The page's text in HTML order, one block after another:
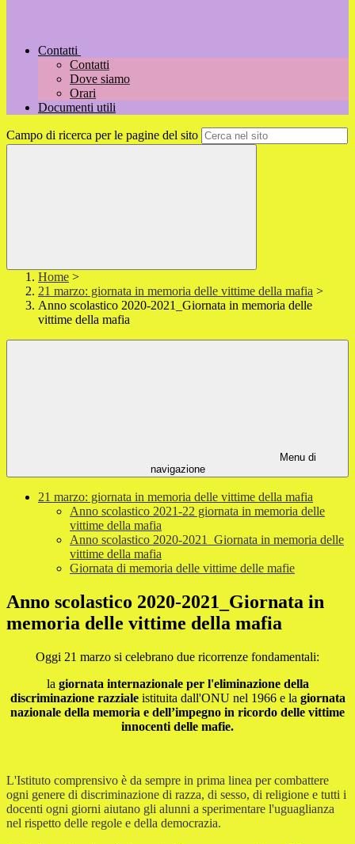
Contatti
Contatti
Dove siamo
Orari
Documenti utili
Campo di ricerca per le pagine del sito
Home >
21 marzo: giornata in memoria delle vittime della mafia >
Anno scolastico 2020-2021_Giornata in memoria delle
vittime della mafia
Menu di
navigazione
21 marzo: giornata in memoria delle vittime della mafia
Anno scolastico 2021-22 giornata in memoria delle
vittime della mafia
Anno scolastico 2020-2021_Giornata in memoria delle
vittime della mafia
Giornata di memoria delle vittime delle mafie
Anno scolastico 2020-2021_Giornata in
memoria delle vittime della mafia
Oggi 21 marzo si celebrano due ricorrenze fondamentali:
la giornata internazionale per l'eliminazione della
discriminazione razzialeistituita dall'ONU nel 1966 e la giornata
nazionale della memoria e dell’impegno in ricordo delle vittime
innocenti delle mafie.
L'Istituto comprensivo è da sempre in prima linea per combattere
ogni genere di discriminazione di razza, di sesso, di religione e tutti i
docenti ogni giorni aiutano gli alunni a sperimentare l'uguaglianza
nel rispetto delle regole e della democrazia.